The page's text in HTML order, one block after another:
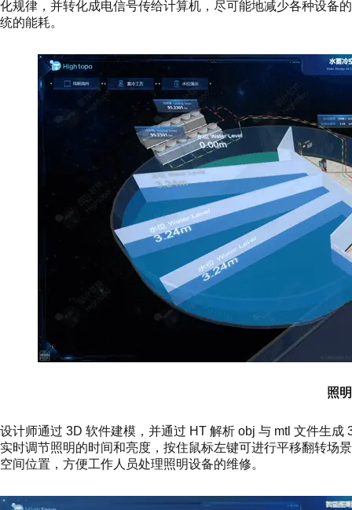
化规律，并转化成电信号传给计算机，尽可能地减少各种设备
统的能耗。
照
设计师通过 3D 软件建模，并通过 HT 解析 obj 与 mtl 文件生
实时调节照明的时间和亮度，按住鼠标左键可进行平移翻转场
空间位置，方便工作人员处理照明设备的维修。